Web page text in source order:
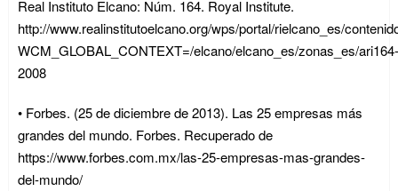
Real Instituto Elcano: Núm. 164. Royal Institute.
http://www.realinstitutoelcano.org/wps/portal/rielcano_es/
WCM_GLOBAL_CONTEXT=/elcano/elcano_es/zonas_es/ari164-
2008
• Forbes. (25 de diciembre de 2013). Las 25 empresas más
grandes del mundo. Forbes. Recuperado de
https://www.forbes.com.mx/las-25-empresas-mas-grandes-
del-mundo/